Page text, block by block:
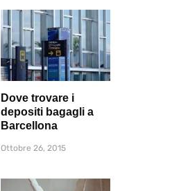
Dove trovare i
depositi bagagli a
Barcellona
Ottobre 26, 2015